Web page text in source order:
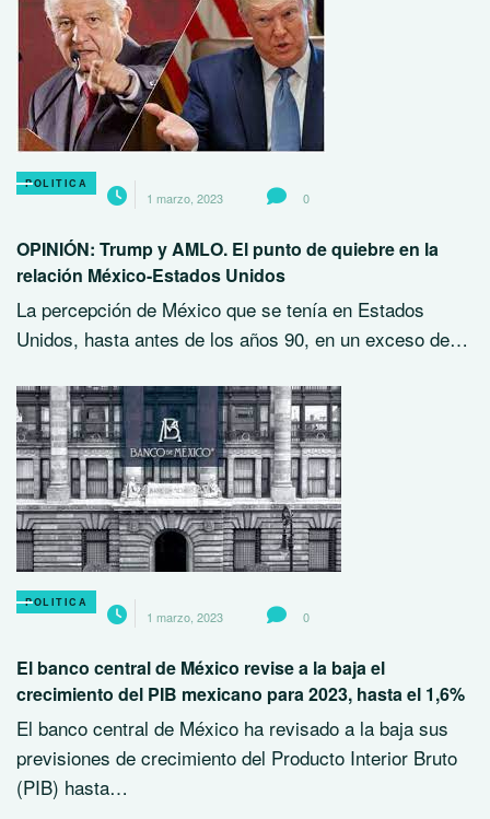
POLITICA
1 marzo, 2023 0
OPINIÓN: Trump y AMLO. El punto de quiebre en la
relación México-Estados Unidos
La percepción de México que se tenía en Estados
Unidos, hasta antes de los años 90, en un exceso de…
POLITICA
1 marzo, 2023 0
El banco central de México revise a la baja el
crecimiento del PIB mexicano para 2023, hasta el 1,6%
El banco central de México ha revisado a la baja sus
previsiones de crecimiento del Producto Interior Bruto
(PIB) hasta…